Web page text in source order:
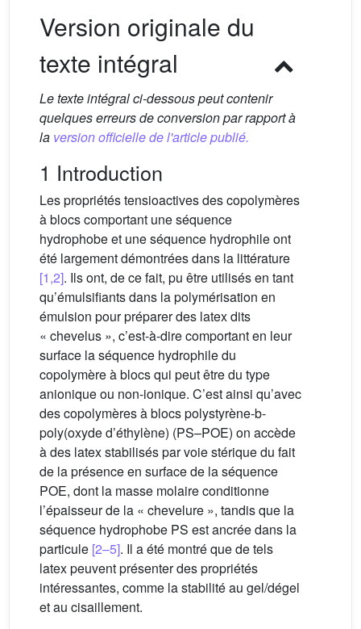
Version originale du
texte intégral
Le texte intégral ci-dessous peut contenir
quelques erreurs de conversion par rapport à
la version officielle de l'article publié.
1 Introduction
Les propriétés tensioactives des copolymères
à blocs comportant une séquence
hydrophobe et une séquence hydrophile ont
été largement démontrées dans la littérature
[1,2]. Ils ont, de ce fait, pu être utilisés en tant
qu’émulsifiants dans la polymérisation en
émulsion pour préparer des latex dits
« chevelus », c’est-à-dire comportant en leur
surface la séquence hydrophile du
copolymère à blocs qui peut être du type
anionique ou non-ionique. C’est ainsi qu’avec
des copolymères à blocs polystyrène-b-
poly(oxyde d’éthylène) (PS–POE) on accède
à des latex stabilisés par voie stérique du fait
de la présence en surface de la séquence
POE, dont la masse molaire conditionne
l’épaisseur de la « chevelure », tandis que la
séquence hydrophobe PS est ancrée dans la
particule [2–5]. Il a été montré que de tels
latex peuvent présenter des propriétés
intéressantes, comme la stabilité au gel/dégel
et au cisaillement.